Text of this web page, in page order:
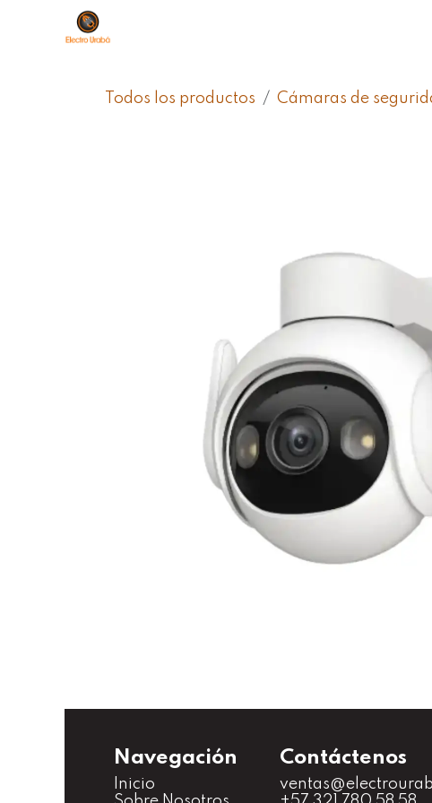
Ir al contenido
Todos los productos Cámaras de
Navegación
Inicio
Contáctenos